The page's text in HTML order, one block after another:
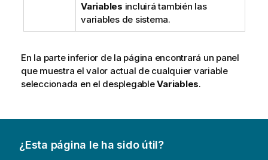
Variables incluirá también las
variables de sistema.
En la parte inferior de la página encontrará un panel
que muestra el valor actual de cualquier variable
seleccionada en el desplegableVariables.
¿Esta página le ha sido útil?